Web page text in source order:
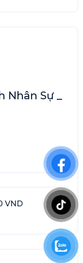
Nhân Sự _
VND